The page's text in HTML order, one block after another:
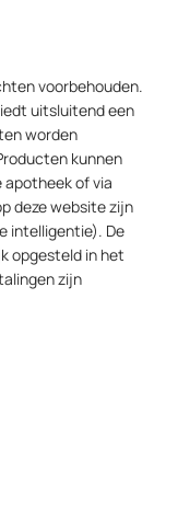
voorbehouden.
uitsluitend een
worden
kunnen
apotheek of via
deze website zijn
intelligentie). De
opgesteld in het
zijn